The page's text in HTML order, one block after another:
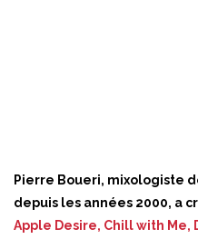
Pierre Boueri, mixologiste
depuis les années 2000, a
Apple Desire, Chill with Me,